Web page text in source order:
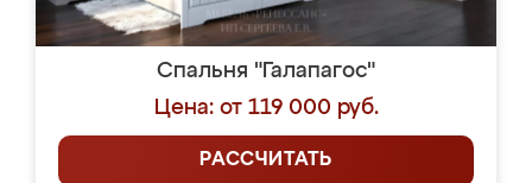
Спальня "Галапагос"
Цена: от 119 000 руб.
РАССЧИТАТЬ